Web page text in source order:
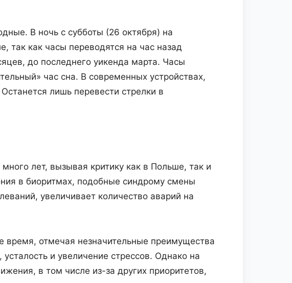
В ночь с субботы (26 октября) на
так как часы переводятся на час назад
до последнего уикенда марта. Часы
час сна. В современных устройствах,
лишь перевести стрелки в
лет, вызывая критику как в Польше, так и
в биоритмах, подобные синдрому смены
увеличивает количество аварий на
отмечая незначительные преимущества
и увеличение стрессов. Однако на
в том числе из-за других приоритетов,